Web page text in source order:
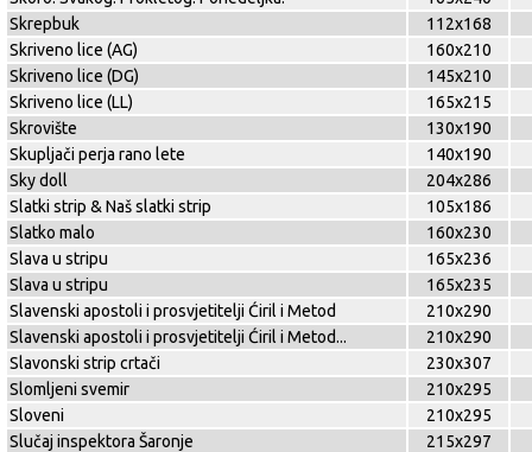
Skrepbuk
112x168
Skriveno lice (AG)
160x210
Skriveno lice (DG)
145x210
Skriveno lice (LL)
165x215
Skrovište
130x190
Skupljači perja rano lete
140x190
Sky doll
204x286
Slatki strip & Naš slatki strip
105x186
Slatko malo
160x230
Slava u stripu
165x236
Slava u stripu
165x235
Slavenski apostoli i prosvjetitelji Ćiril i Metod
210x290
Slavenski apostoli i prosvjetitelji Ćiril i Metod...
210x290
Slavonski strip crtači
230x307
Slomljeni svemir
210x295
Sloveni
210x295
Slučaj inspektora Šaronje
215x297